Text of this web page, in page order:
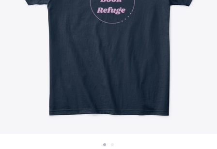
Vendi ovunque
37,99 USD
Classic Long Sleeve Tee